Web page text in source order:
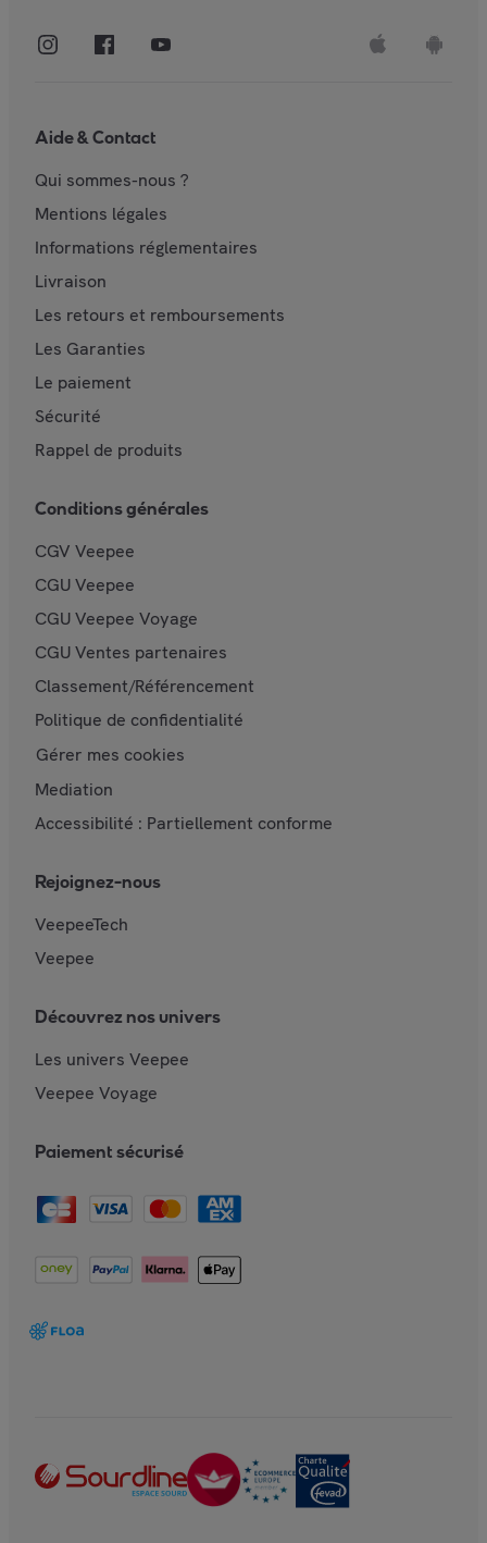
Aide & Contact
Qui sommes-nous ?
Mentions légales
Informations réglementaires
Livraison
Les retours et remboursements
Les Garanties
Le paiement
Sécurité
Rappel de produits
Conditions générales
CGV Veepee
CGU Veepee
CGU Veepee Voyage
CGU Ventes partenaires
Classement/Référencement
Politique de confidentialité
Gérer mes cookies
Mediation
Accessibilité : Partiellement conforme
Rejoignez-nous
VeepeeTech
Veepee
Découvrez nos univers
Les univers Veepee
Veepee Voyage
Paiement sécurisé